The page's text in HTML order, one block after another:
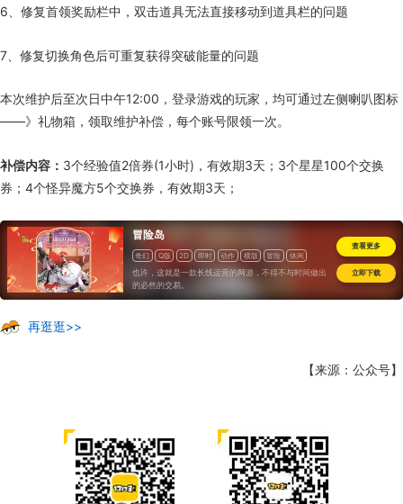
6、修复首领奖励栏中，双击道具无法直接移动到道具栏的问题
7、修复切换角色后可重复获得突破能量的问题
本次维护后至次日中午12:00，登录游戏的玩家，均可通过左侧喇叭图标
——》礼物箱，领取维护补偿，每个账号限领一次。
补偿内容： 3个经验值2倍券(1小时)，有效期3天；3个星星100个交换
券；4个怪异魔方5个交换券，有效期3天；
冒险岛
奇幻 Q版 2D 即时 动作 横版 冒险
休闲
道具收费
怀旧
也许，这就是一款长线运营的网游，不得不与时间做出
的必然的交易。
查看更多
立即下载
再逛逛>>
【来源：公众号】